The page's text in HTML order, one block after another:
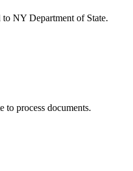
NY Department of State.
process documents.